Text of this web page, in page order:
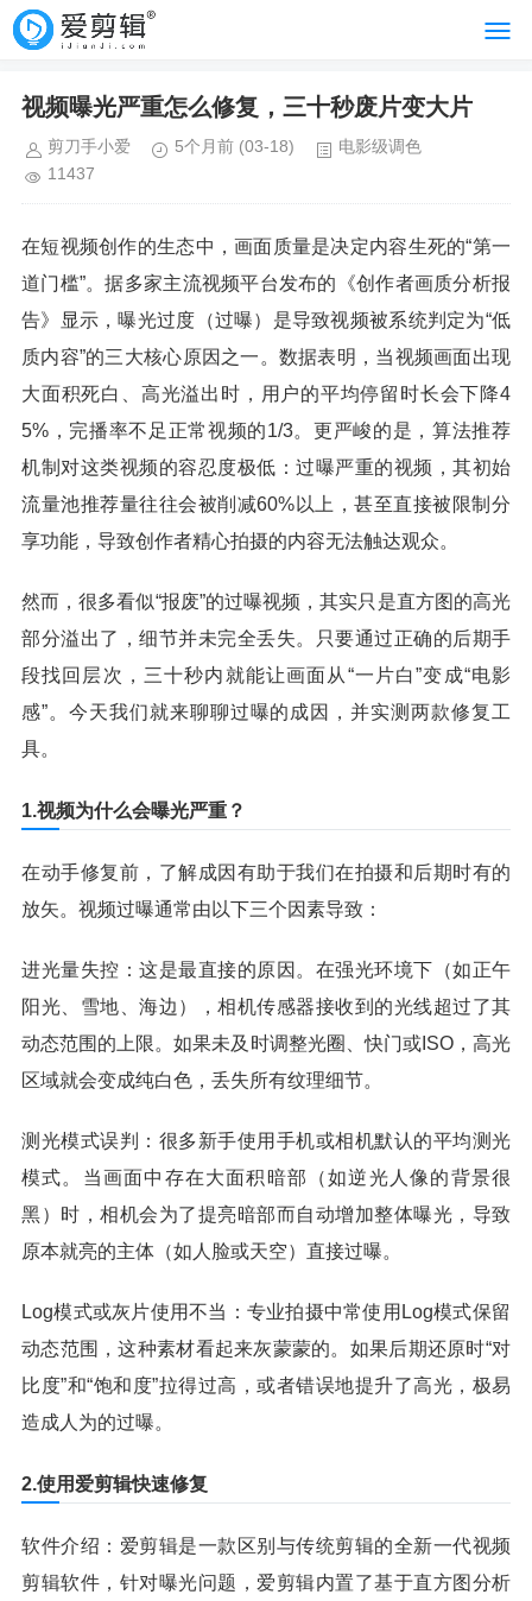
视频曝光严重怎么修复，三十秒废片变大片
剪刀手小爱 5个月前 (03-18)
电影级调色
11437
在短视频创作的生态中，画面质量是决定内容生死的“第一
道门槛”。据多家主流视频平台发布的《创作者画质分析报
告》显示，曝光过度（过曝）是导致视频被系统判定为“低
质内容”的三大核心原因之一。数据表明，当视频画面出现
大面积死白、高光溢出时，用户的平均停留时长会下降4
5%，完播率不足正常视频的1/3。更严峻的是，算法推荐
机制对这类视频的容忍度极低：过曝严重的视频，其初始
流量池推荐量往往会被削减60%以上，甚至直接被限制分
享功能，导致创作者精心拍摄的内容无法触达观众。
然而，很多看似“报废”的过曝视频，其实只是直方图的高光
部分溢出了，细节并未完全丢失。只要通过正确的后期手
段找回层次，三十秒内就能让画面从“一片白”变成“电影
感”。今天我们就来聊聊过曝的成因，并实测两款修复工
具。
1.视频为什么会曝光严重？
在动手修复前，了解成因有助于我们在拍摄和后期时有的
放矢。视频过曝通常由以下三个因素导致：
进光量失控：这是最直接的原因。在强光环境下（如正午
阳光、雪地、海边），相机传感器接收到的光线超过了其
动态范围的上限。如果未及时调整光圈、快门或ISO，高光
区域就会变成纯白色，丢失所有纹理细节。
测光模式误判：很多新手使用手机或相机默认的平均测光
模式。当画面中存在大面积暗部（如逆光人像的背景很
黑）时，相机会为了提亮暗部而自动增加整体曝光，导致
原本就亮的主体（如人脸或天空）直接过曝。
Log模式或灰片使用不当：专业拍摄中常使用Log模式保留
动态范围，这种素材看起来灰蒙蒙的。如果后期还原时“对
比度”和“饱和度”拉得过高，或者错误地提升了高光，极易
造成人为的过曝。
2.使用爱剪辑快速修复
软件介绍：爱剪辑是一款区别与传统剪辑的全新一代视频
剪辑软件，针对曝光问题，爱剪辑内置了基于直方图分析